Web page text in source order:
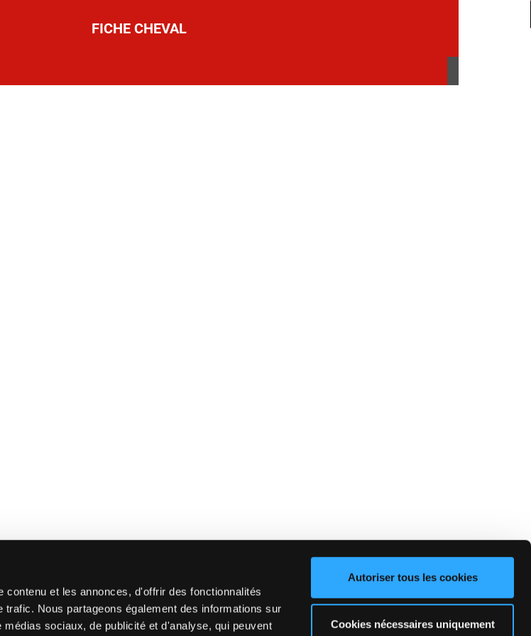
et les annonces, d'offrir des fonctionnalités
Nous partageons également des informations sur
sociaux, de publicité et d'analyse, qui peuvent
Autoriser tous les cookies
Cookies nécessaires uniquement
FICHE CHEVAL